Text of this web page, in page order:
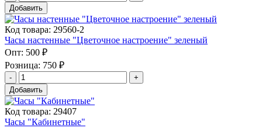
Добавить
Код товара: 29560-2
Часы настенные "Цветочное настроение" зеленый
Опт: 500 ₽
Розница: 750 ₽
Добавить
Код товара: 29407
Часы "Кабинетные"